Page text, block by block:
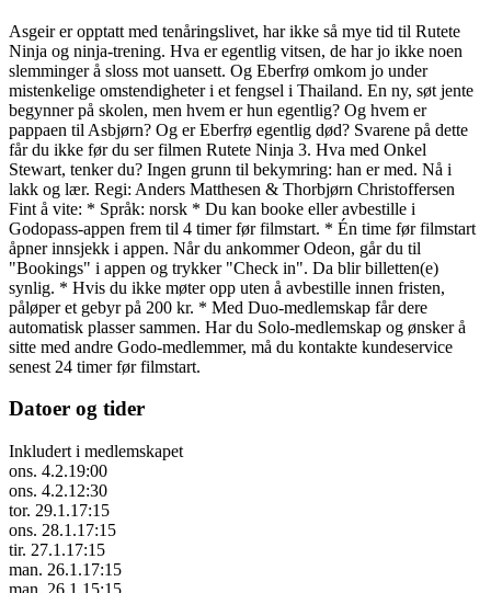
Asgeir er opptatt med tenåringslivet, har ikke så mye tid til Rutete
Ninja og ninja-trening. Hva er egentlig vitsen, de har jo ikke noen
slemminger å sloss mot uansett. Og Eberfrø omkom jo under
mistenkelige omstendigheter i et fengsel i Thailand. En ny, søt jente
begynner på skolen, men hvem er hun egentlig? Og hvem er
pappaen til Asbjørn? Og er Eberfrø egentlig død? Svarene på dette
får du ikke før du ser filmen Rutete Ninja 3. Hva med Onkel
Stewart, tenker du? Ingen grunn til bekymring: han er med. Nå i
lakk og lær. Regi: Anders Matthesen & Thorbjørn Christoffersen
Fint å vite: * Språk: norsk * Du kan booke eller avbestille i
Godopass-appen frem til 4 timer før filmstart. * Én time før filmstart
åpner innsjekk i appen. Når du ankommer Odeon, går du til
"Bookings" i appen og trykker "Check in". Da blir billetten(e)
synlig. * Hvis du ikke møter opp uten å avbestille innen fristen,
påløper et gebyr på 200 kr. * Med Duo-medlemskap får dere
automatisk plasser sammen. Har du Solo-medlemskap og ønsker å
sitte med andre Godo-medlemmer, må du kontakte kundeservice
senest 24 timer før filmstart.
Datoer og tider
Inkludert i medlemskapet
ons. 4.2.19:00
ons. 4.2.12:30
tor. 29.1.17:15
ons. 28.1.17:15
tir. 27.1.17:15
man. 26.1.17:15
man. 26.1.15:15